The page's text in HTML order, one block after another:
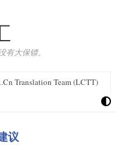
大保镖。
Translation Team (LCTT)
议